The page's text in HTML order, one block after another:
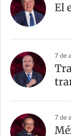
El
7 de
7 de